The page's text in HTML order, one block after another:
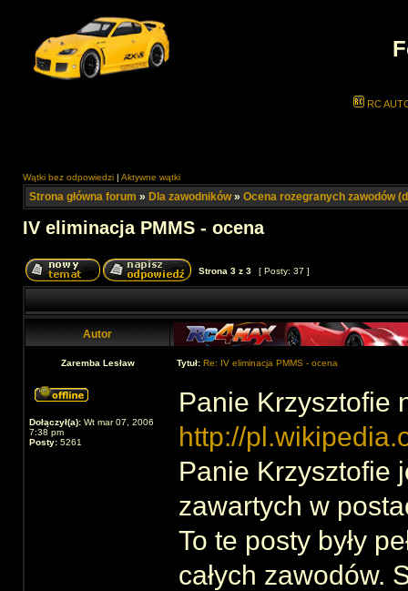
RC
Wątki bez odpowiedzi | Aktywne wątki
Strona główna forum » Dla zawodników» Ocena rozegranych zawodów
IV eliminacja PMMS - ocena
Strona 3 z 3 [ Posty: 37 ]
Autor
Zaremba Lesław Tytuł: Re: IV eliminacja PMMS - ocena
Dołączył(a): Wt mar 07, 2006
7:38 pm
Posty: 5261
Panie Krzysztofie
http://
Panie Krzysztofie
zawartych w
To te posty były
całych zawodów.